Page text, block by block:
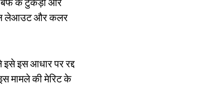
लेआउट और कलर
इस आधार पर रद्द
मामले की मेरिट के